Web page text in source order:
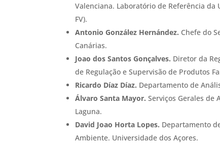
Valenciana. Laboratório de Referência da
FV).
Antonio González Hernández. Chefe do
Canárias.
Joao dos Santos Gonçalves. Diretor da
de Regulação e Supervisão de Produtos
Ricardo Díaz Díaz. Departamento de
Álvaro Santa Mayor.Serviços Gerales de
Laguna.
David Joao Horta Lopes. Departamento
Ambiente. Universidade dos Açores.